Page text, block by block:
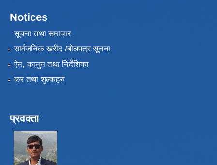
Notices
सूचना तथा समाचार
सार्वजनिक खरीद /बोलपत्र सूचना
ऐन, कानुन तथा निर्देशिका
कर तथा शुल्कहरु
प्रवक्ता